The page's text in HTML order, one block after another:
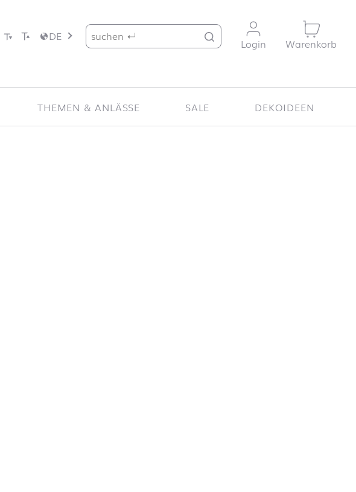
DE
Suche nach:
Login
Warenkorb
THEMEN & ANLÄSSE SALE DEKOIDEEN